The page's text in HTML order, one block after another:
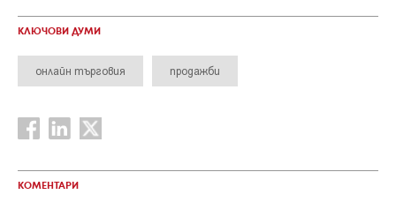
КЛЮЧОВИ ДУМИ
онлайн търговия продажби
КОМЕНТАРИ